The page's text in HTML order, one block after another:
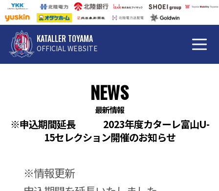
KATALLER TOYAMA
OFFICIAL WEBSITE
NEWS
最新情報
※申込期間延長 2023年度カターレ富山U-
15セレクション開催のお知らせ
※情報更新